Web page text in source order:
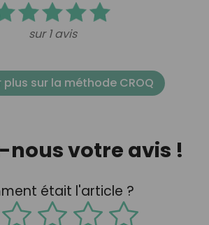
sur 1 avis
plus sur la méthode CROQ
nous votre avis !
était l'article ?